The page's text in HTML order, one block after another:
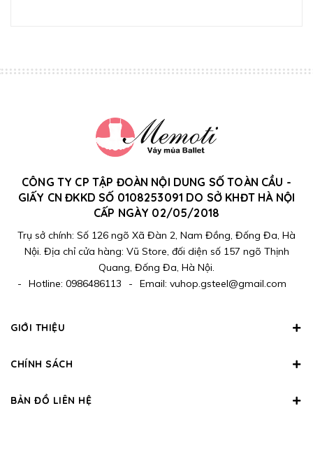
CÔNG TY CP TẬP ĐOÀN NỘI DUNG SỐ TOÀN CẦU -
GIẤY CN ĐKKD SỐ 0108253091 DO SỞ KHĐT HÀ NỘI
CẤP NGÀY 02/05/2018
Trụ sở chính: Số 126 ngõ Xã Đàn 2, Nam Đồng, Đống Đa, Hà
Nội. Địa chỉ cửa hàng: Vũ Store, đối diện số 157 ngõ Thịnh
Quang, Đống Đa, Hà Nội.
-
Hotline: 0986486113 - Email: vuhop.gsteel@gmail.com
GIỚI THIỆU
CHÍNH SÁCH
BẢN ĐỒ LIÊN HỆ